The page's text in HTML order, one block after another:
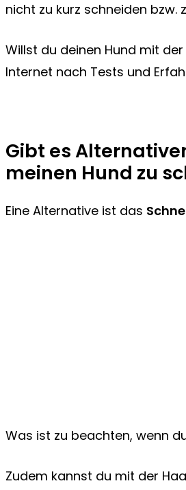
nicht zu kurz schneiden bzw.
Willst du deinen Hund mit
Internet nach Tests und
Gibt es
meinen Hund zu
Eine Alternative ist das
Was ist zu beachten, wenn
Zudem kannst du mit der